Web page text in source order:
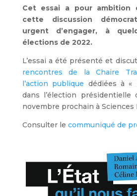
Cet essai a pour ambition
cette discussion
urgent d’engager, à
élections de 2022.
L’essai a été présenté et
rencontres de la Chaire
l’action publique dédiées à «
dans l’élection
novembre prochain à Sciences
Consulter le communiqué de